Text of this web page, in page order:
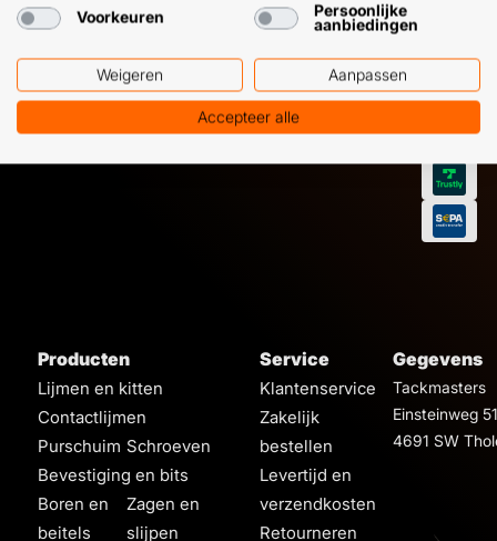
Producten
Lijmen en kitten
Contactlijmen
Purschuim Schroeven
Bevestiging en bits
Boren en
beitels
Zagen en
slijpen
Service
Klantenservice
Zakelijk
bestellen
Levertijd en
verzendkosten
Retourneren
Gegevens
Tackmasters
Einsteinweg 51
4691 SW
Voorkeuren
Persoonlijke
aanbiedingen
Weigeren Aanpassen
Accepteer alle